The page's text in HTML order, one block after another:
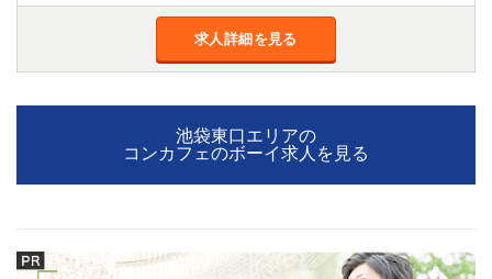
求人詳細を見る
池袋東口エリアの
コンカフェのボーイ求人を見る
大泉学園
下赤塚
三鷹
水道橋
祖師ヶ谷大蔵
小岩